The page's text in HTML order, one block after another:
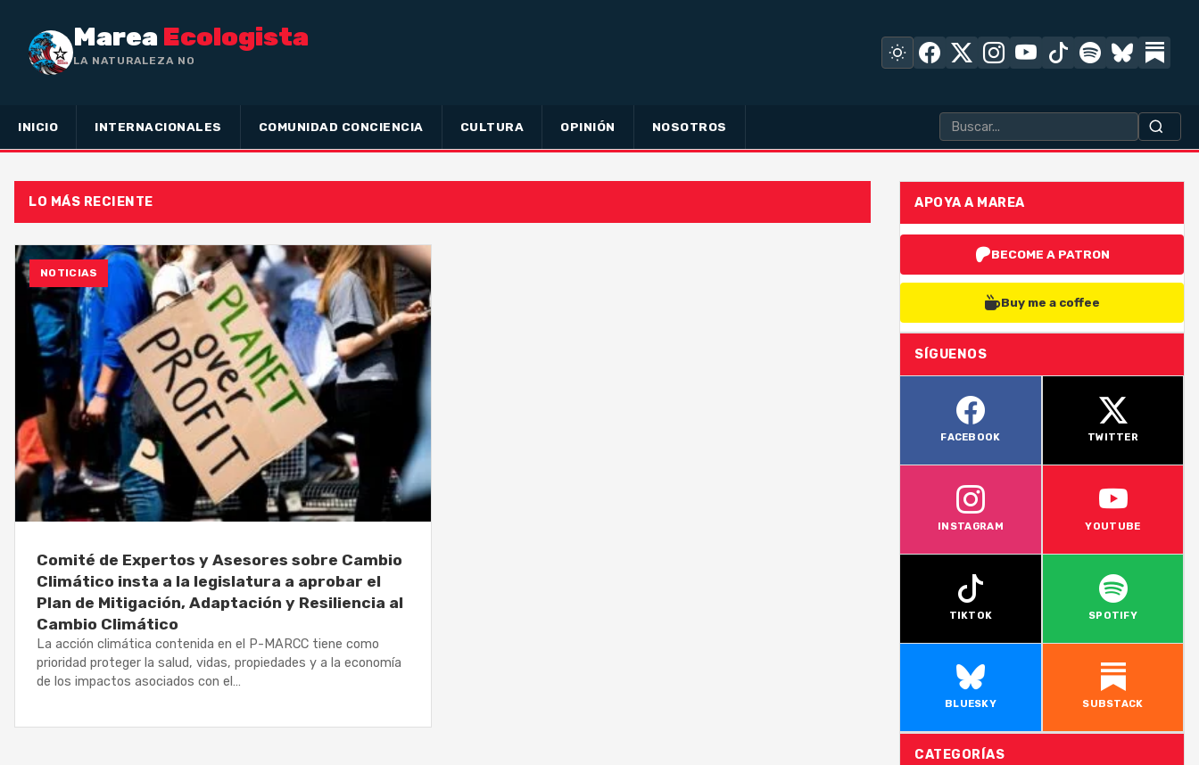
Marea Ecologista
LA NATURALEZA NO HA HECHO
INICIO INTERNACIONALES COMUNIDAD CONCIENCIA CULTURA OPINIÓN NOSOTROS
LO MÁS RECIENTE
NOTICIAS
Comité de Expertos y Asesores sobre Cambio
Climático insta a la legislatura a aprobar el
Plan de Mitigación, Adaptación y Resiliencia al
Cambio Climático
La acción climática contenida en el P-MARCC tiene como
prioridad proteger la salud, vidas, propiedades y a la economía
de los impactos asociados con el…
APOYA A MAREA
BECOME A PATRON
Buy me a coffee
SÍGUENOS
FACEBOOK TWITTER
INSTAGRAM YOUTUBE
TIKTOK SPOTIFY
BLUESKY SUBSTACK
CATEGORÍAS